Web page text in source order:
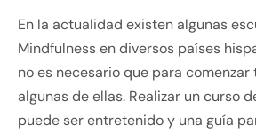
En la actualidad existen algunas
Mindfulness en diversos países
no es necesario que para
algunas de ellas. Realizar un curso
puede ser entretenido y una guía